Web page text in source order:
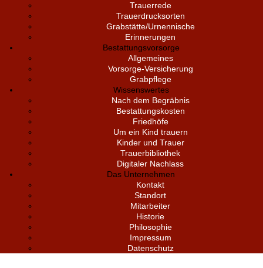
Trauerrede
Trauerdrucksorten
Grabstätte/Urnennische
Erinnerungen
Bestattungsvorsorge
Allgemeines
Vorsorge-Versicherung
Grabpflege
Wissenswertes
Nach dem Begräbnis
Bestattungskosten
Friedhöfe
Um ein Kind trauern
Kinder und Trauer
Trauerbibliothek
Digitaler Nachlass
Das Unternehmen
Kontakt
Standort
Mitarbeiter
Historie
Philosophie
Impressum
Datenschutz